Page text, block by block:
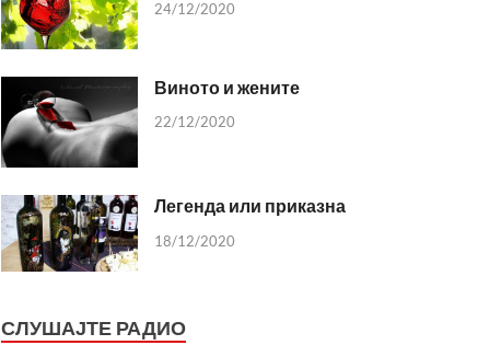
24/12/2020
Виното и жените
22/12/2020
Легенда или приказна
18/12/2020
СЛУШАЈТЕ РАДИО